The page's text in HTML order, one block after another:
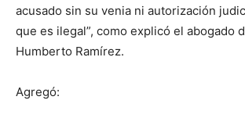
acusado sin su venia ni autorización
que es ilegal”, como explicó el abogado
Humberto Ramírez.
Agregó: